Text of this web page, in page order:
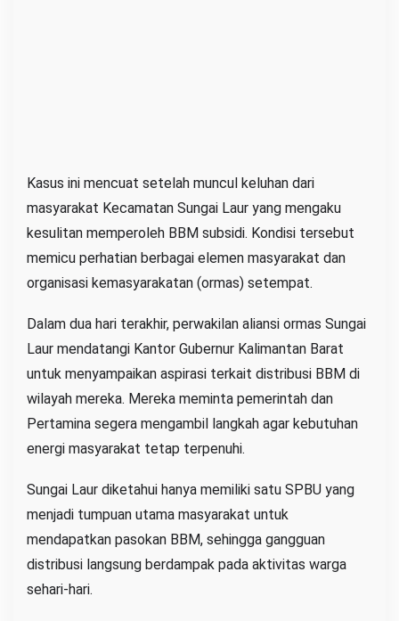
Kasus ini mencuat setelah muncul keluhan dari
masyarakat Kecamatan Sungai Laur yang mengaku
kesulitan memperoleh BBM subsidi. Kondisi tersebut
memicu perhatian berbagai elemen masyarakat dan
organisasi kemasyarakatan (ormas) setempat.
Dalam dua hari terakhir, perwakilan aliansi ormas Sungai
Laur mendatangi Kantor Gubernur Kalimantan Barat
untuk menyampaikan aspirasi terkait distribusi BBM di
wilayah mereka. Mereka meminta pemerintah dan
Pertamina segera mengambil langkah agar kebutuhan
energi masyarakat tetap terpenuhi.
Sungai Laur diketahui hanya memiliki satu SPBU yang
menjadi tumpuan utama masyarakat untuk
mendapatkan pasokan BBM, sehingga gangguan
distribusi langsung berdampak pada aktivitas warga
sehari-hari.